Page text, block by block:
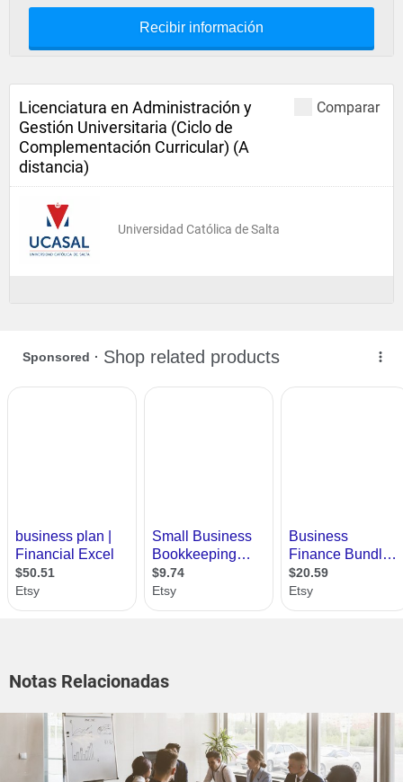
Recibir información
Comparar
Licenciatura en Administración y
Gestión Universitaria (Ciclo de
Complementación Curricular) (A
distancia)
Universidad Católica de Salta
Notas Relacionadas